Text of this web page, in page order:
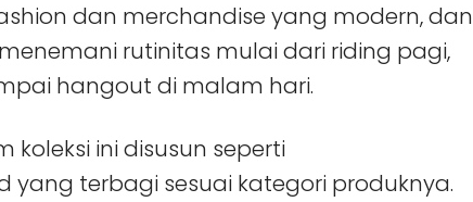
dan merchandise yang modern, dan
rutinitas mulai dari riding pagi,
hangout di malam hari.
koleksi ini disusun seperti
yang terbagi sesuai kategori produknya.